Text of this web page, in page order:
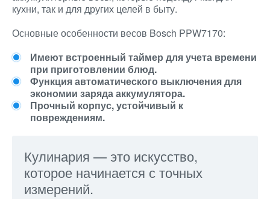
кухни, так и для других целей в быту.
Основные особенности весов Bosch PPW7170:
Имеют встроенный таймер для учета времени
при приготовлении блюд.
Функция автоматического выключения для
экономии заряда аккумулятора.
Прочный корпус, устойчивый к
повреждениям.
Кулинария — это искусство,
которое начинается с точных
измерений.